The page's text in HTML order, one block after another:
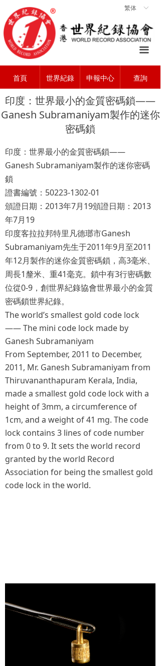
首頁 世界紀錄 申報中心 查詢
ꀅ
繁体
끀
ꀇ 首頁
ꄃ 關於協會
ꁡ 世界紀錄
ꄠ 查詢中心
ꂐ 申報中心
ꁘ 聯系我們
印度：世界最小的金質密碼鎖——
Ganesh Subramaniyam製作的迷你
密碼鎖
印度：世界最小的金質密碼鎖——
Ganesh Subramaniyam製作的迷你密碼
鎖
證書編號： 50223-1302-01
頒證日期： 2013年7月 19頒證日期： 2013
年7月 19
印度客拉拉邦特里凡德瑯市Ganesh
Subramaniyam先生于2011年9月至2011
年12月製作的迷你金質密碼鎖，高3毫米、
周長1 釐米、重41毫克。鎖中有3行密碼數
位從0-9 ，創世界紀錄協會世界最小的金質
密碼鎖世界紀錄。
The world’s smallest gold code lock
—— The mini code lock made by
Ganesh Subramaniyam
From September, 2011 to December,
2011, Mr. Ganesh Subramaniyam from
Thiruvananthapuram Kerala, India,
made a smallest gold code lock with a
height of 3mm, a circumference of
1cm, and a weight of 41 mg. The code
lock contains 3 lines of code number
from 0 to 9. It sets the world record
granted by the world Record
Association for being the smallest gold
code lock in the world.